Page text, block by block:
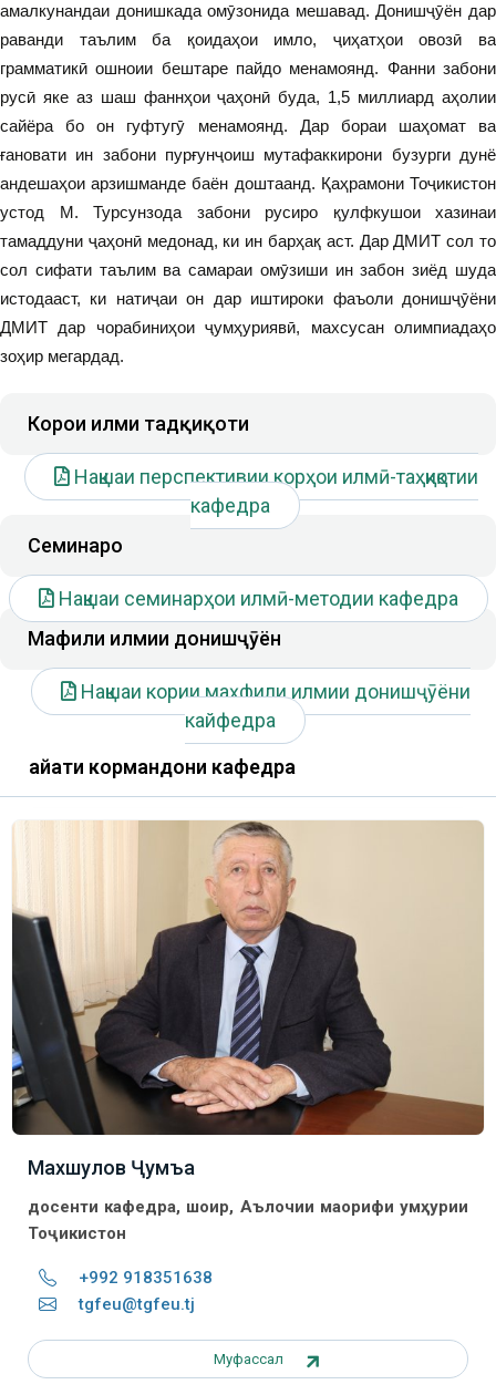
амалкунандаи донишкада омӯзонида мешавад. Донишҷӯён дар
раванди таълим ба қоидаҳои имло, ҷиҳатҳои овозӣ ва
грамматикӣ ошноии бештаре пайдо менамоянд. Фанни забони
русӣ яке аз шаш фаннҳои ҷаҳонӣ буда, 1,5 миллиард аҳолии
сайёра бо он гуфтугӯ менамоянд. Дар бораи шаҳомат ва
ғановати ин забони пурғунҷоиш мутафаккирони бузурги дунё
андешаҳои арзишманде баён доштаанд. Қаҳрамони Тоҷикистон
устод М. Турсунзода забони русиро қулфкушои хазинаи
тамаддуни ҷаҳонӣ медонад, ки ин барҳақ аст. Дар ДМИТ сол то
сол сифати таълим ва самараи омӯзиши ин забон зиёд шуда
истодааст, ки натиҷаи он дар иштироки фаъоли донишҷӯёни
ДМИТ дар чорабиниҳои ҷумҳуриявӣ, махсусан олимпиадаҳо
зоҳир мегардад.
Корҳои илми тадқиқоти
Нақшаи перспективии корҳои илмӣ-таҳқиқотии
кафедра
Семинарҳо
Нақшаи семинарҳои илмӣ-методии кафедра
Маҳфили илмии донишҷӯён
Нақшаи кории маҳфили илмии донишҷӯёни
кайфедра
Ҳайати кормандони кафедра
Махшулов Ҷумъа
досенти кафедра, шоир, Аълочии маорифи Ҷумҳурии
Тоҷикистон
+992 918351638
tgfeu@tgfeu.tj
Муфассал